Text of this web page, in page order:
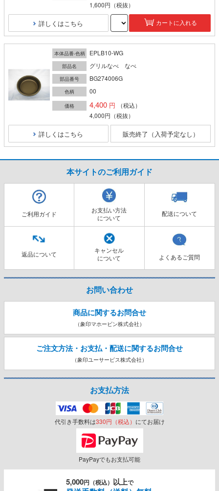
1,600円 （税抜）
詳しくはこちら カートに入れる
本体品番-色柄 EPLB10-WG
部品名 グリルなべ なべ
部品番号 BG274006G
色柄 00
価格 4,400
（税込）
4,000円 （税抜）
詳しくはこちら 販売終了（入荷予定なし）
本サイトのご利用ガイド
ご利用ガイド
お支払い方法
について
配送について
返品について
キャンセル
について
よくあるご質問
お問い合わせ
商品に関するお問合せ
（象印マホービン株式会社）
ご注文方法・お支払・配送に関するお問合せ
（象印ユーサービス株式会社）
お支払方法
代引き手数料は330円（税込） にてお届け
PayPayでもお支払可能
5,000円（税込） 以上で